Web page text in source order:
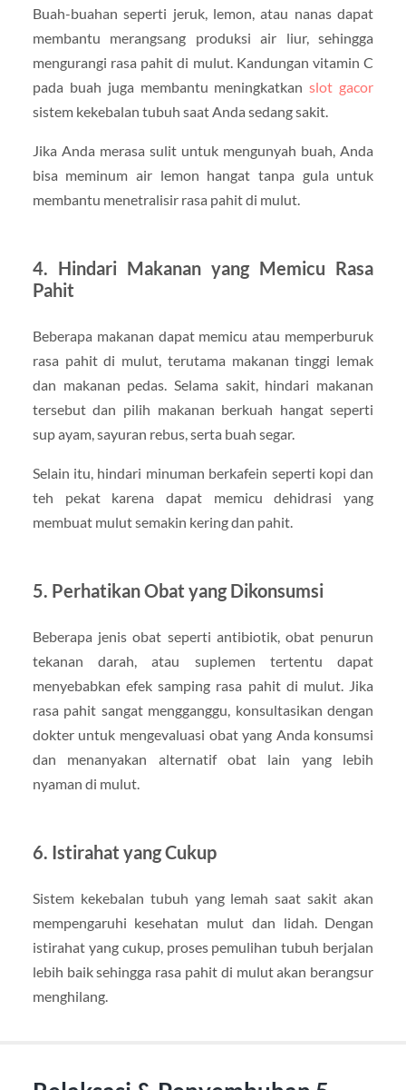
Buah-buahan seperti jeruk, lemon, atau nanas dapat
membantu merangsang produksi air liur, sehingga
mengurangi rasa pahit di mulut. Kandungan vitamin C
pada buah juga membantu meningkatkanslot gacor
sistem kekebalan tubuh saat Anda sedang sakit.
Jika Anda merasa sulit untuk mengunyah buah, Anda
bisa meminum air lemon hangat tanpa gula untuk
membantu menetralisir rasa pahit di mulut.
4. Hindari Makanan yang Memicu Rasa
Pahit
Beberapa makanan dapat memicu atau memperburuk
rasa pahit di mulut, terutama makanan tinggi lemak
dan makanan pedas. Selama sakit, hindari makanan
tersebut dan pilih makanan berkuah hangat seperti
sup ayam, sayuran rebus, serta buah segar.
Selain itu, hindari minuman berkafein seperti kopi dan
teh pekat karena dapat memicu dehidrasi yang
membuat mulut semakin kering dan pahit.
5. Perhatikan Obat yang Dikonsumsi
Beberapa jenis obat seperti antibiotik, obat penurun
tekanan darah, atau suplemen tertentu dapat
menyebabkan efek samping rasa pahit di mulut. Jika
rasa pahit sangat mengganggu, konsultasikan dengan
dokter untuk mengevaluasi obat yang Anda konsumsi
dan menanyakan alternatif obat lain yang lebih
nyaman di mulut.
6. Istirahat yang Cukup
Sistem kekebalan tubuh yang lemah saat sakit akan
mempengaruhi kesehatan mulut dan lidah. Dengan
istirahat yang cukup, proses pemulihan tubuh berjalan
lebih baik sehingga rasa pahit di mulut akan berangsur
menghilang.